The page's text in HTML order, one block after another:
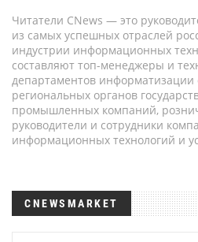
Читатели CNews — это
из самых успешных отраслей
индустрии информационных
составляют топ-менеджеры и
департаментов
региональных органов
промышленных компаний,
руководители и сотрудники
информационных технологий и
CNEWSMARKET